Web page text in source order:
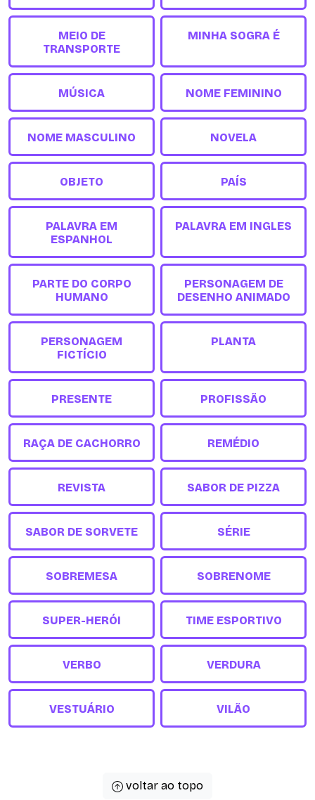
MEIO DE
TRANSPORTE
MINHA SOGRA É
MÚSICA NOME FEMININO
NOME MASCULINO NOVELA
OBJETO PAÍS
PALAVRA EM
ESPANHOL
PALAVRA EM INGLES
PARTE DO CORPO
HUMANO
PERSONAGEM DE
DESENHO ANIMADO
PERSONAGEM
FICTÍCIO
PLANTA
PRESENTE PROFISSÃO
RAÇA DE CACHORRO REMÉDIO
REVISTA SABOR DE PIZZA
SABOR DE SORVETE SÉRIE
SOBREMESA SOBRENOME
SUPER-HERÓI TIME ESPORTIVO
VERBO VERDURA
VESTUÁRIO VILÃO
voltar ao topo